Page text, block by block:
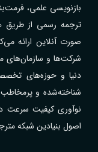
بازنویسی علمی،
ترجمه رسمی از طریق
صورت آنلاین ارائه
دنیا و حوزه‌های
شناخته‌شده و
نوآوری کیفیت سرعت
اصول بنیادین شبکه